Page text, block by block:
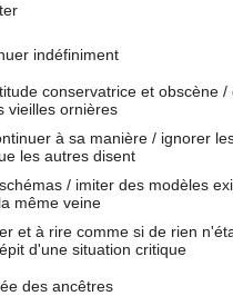
indéfiniment
conservatrice et obscène /
vieilles ornières
à sa manière / ignorer
les autres disent
/ imiter des modèles
même veine
et à rire comme si de rien
d'une situation critique
des ancêtres